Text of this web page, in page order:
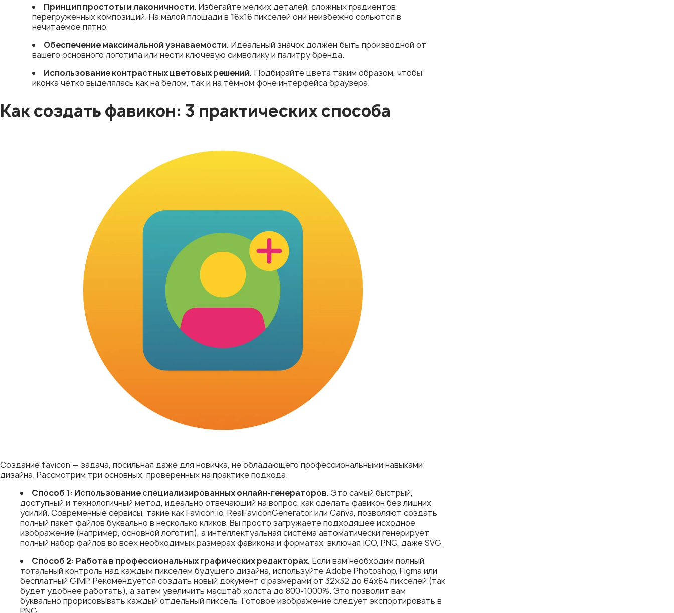
Принцип простоты и лаконичности. Избегайте мелких деталей, сложных градиентов,
перегруженных композиций. На малой площади в 16x16 пикселей они неизбежно сольются в
нечитаемое пятно.
Обеспечение максимальной узнаваемости. Идеальный значок должен быть производной от
вашего основного логотипа или нести ключевую символику и палитру бренда.
Использование контрастных цветовых решений. Подбирайте цвета таким образом, чтобы
иконка чётко выделялась как на белом, так и на тёмном фоне интерфейса браузера.
Как создать фавикон: 3 практических способа
Создание favicon — задача, посильная даже для новичка, не обладающего профессиональными навыками
дизайна. Рассмотрим три основных, проверенных на практике подхода.
Способ 1: Использование специализированных онлайн-генераторов. Это самый быстрый,
доступный и технологичный метод, идеально отвечающий на вопрос, как сделать фавикон без лишних
усилий. Современные сервисы, такие как Favicon.io, RealFaviconGenerator или Canva, позволяют создать
полный пакет файлов буквально в несколько кликов. Вы просто загружаете подходящее исходное
изображение (например, основной логотип), а интеллектуальная система автоматически генерирует
полный набор файлов во всех необходимых размерах фавикона и форматах, включая ICO, PNG, даже SVG.
Способ 2: Работа в профессиональных графических редакторах. Если вам необходим полный,
тотальный контроль над каждым пикселем будущего дизайна, используйте Adobe Photoshop, Figma или
бесплатный GIMP. Рекомендуется создать новый документ с размерами от 32x32 до 64x64 пикселей (так
будет удобнее работать), а затем увеличить масштаб холста до 800-1000%. Это позволит вам
буквально прорисовывать каждый отдельный пиксель. Готовое изображение следует экспортировать в